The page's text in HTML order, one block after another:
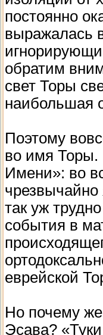
постоянно
выражалась
обратим
свет Торы
наибольшая
Поэтому
во имя Торы.
Имени»: во
чрезвычайно
так уж
события в
еврейской
Но почему
Эсава?